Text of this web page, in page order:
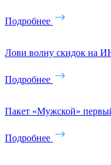
Подробнее
Лови волну скидок на
Подробнее
Пакет «Мужской»
Подробнее